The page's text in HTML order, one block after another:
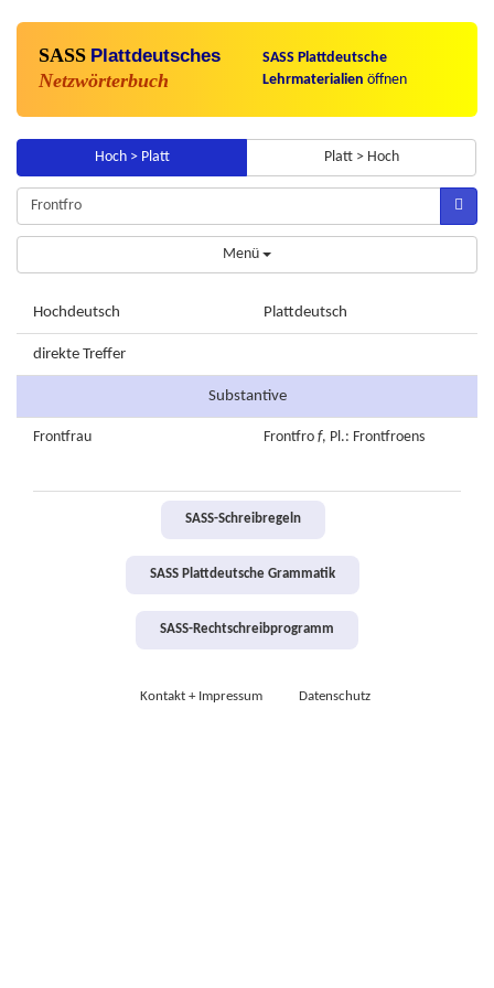
SASS Plattdeutsches
Netzwörterbuch
SASS Plattdeutsche
Lehrmaterialien öffnen
Hoch > Platt Platt > Hoch
Menü
Hochdeutsch Plattdeutsch
direkte Treffer
Substantive
Frontfrau Frontfro f, Pl.: Frontfroens
SASS-Schreibregeln
SASS Plattdeutsche Grammatik
SASS-Rechtschreibprogramm
Kontakt + Impressum Datenschutz